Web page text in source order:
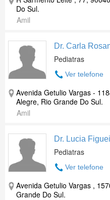
Do Sul.
Amil
Dr. Carla
Pediatras
Ver telefone
Avenida Getulio Vargas -
Alegre, Rio Grande Do Sul.
Amil
Dr. Lucia
Pediatras
Ver telefone
Avenida Getulio Vargas ,
Grande Do Sul.